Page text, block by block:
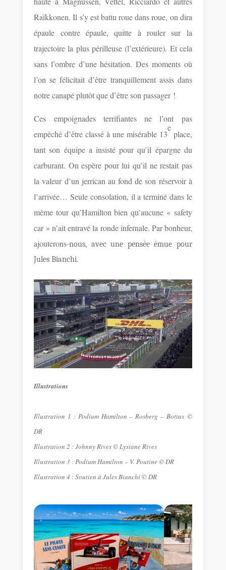
Raïkkonen. Il s’y est battu roue dans roue, on dira
épaule contre épaule, quitte à rouler sur la
trajectoire la plus périlleuse (l’extérieure). Et cela
sans l’ombre d’une hésitation. Des moments où
l’on se félicitait d’être tranquillement assis dans
notre canapé plutôt que d’être son passager !
Ces empoignades terrifiantes ne l’ont pas
empêché d’être classé à une misérable 13
e
place,
tant son équipe a insisté pour qu’il épargne du
carburant. On espère pour lui qu’il ne restait pas
la valeur d’un jerrican au fond de son réservoir à
l’arrivée… Seule consolation, il a terminé dans le
même tour qu’Hamilton bien qu’aucune « safety
car » n’ait entravé la ronde infernale. Par bonheur,
ajouterons-nous, avec une pensée émue pour
Jules Bianchi.
Illustrations
Illustration 1 : Podium Hamilton – Rosberg – Bottas ©
DR
Illustration 2 : Johnny Rives © Lysiane Rives
Illustration 3 : Podium Hamilton – V. Poutine © DR
Illustration 4 : Soutien à Jules Bianchi © DR